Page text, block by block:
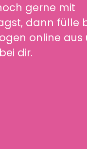
gerne mit
dann fülle
online aus
dir.